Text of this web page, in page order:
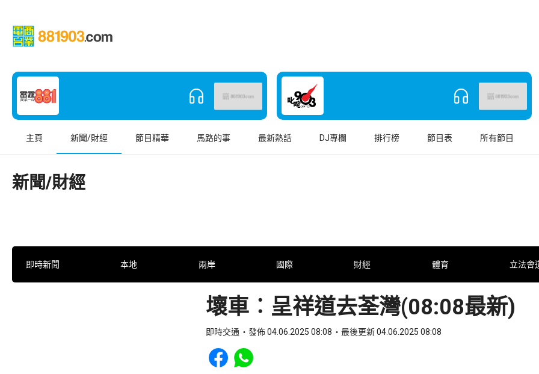
主頁 新聞/財經 節目精華 馬路的事 最新熱話 DJ專欄 排行榜 節目表 所有節目
新聞/財經
即時新聞 本地 兩岸 國際 財經 體育 立法會
壞車︰呈祥道去荃灣(08:08最新)
即時交通 發佈 04.06.2025 08:08 最後更新 04.06.2025 08:08
Share to Facebook
Share to WhatsApp